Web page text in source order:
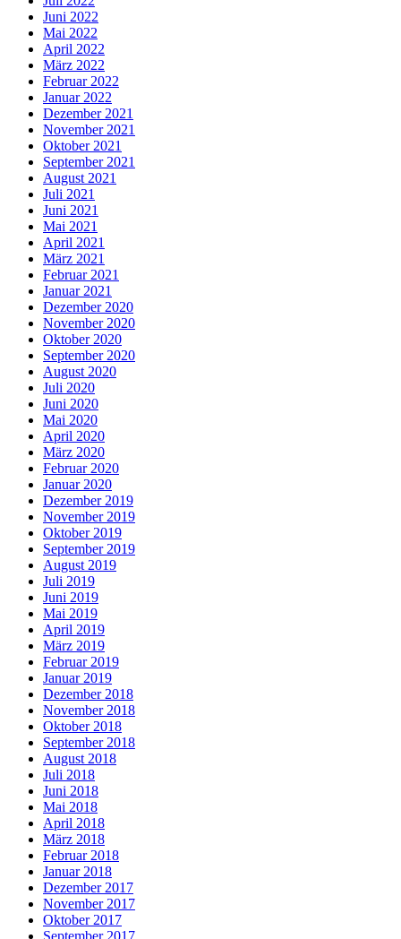
Juni 2022
Mai 2022
April 2022
März 2022
Februar 2022
Januar 2022
Dezember 2021
November 2021
Oktober 2021
September 2021
August 2021
Juli 2021
Juni 2021
Mai 2021
April 2021
März 2021
Februar 2021
Januar 2021
Dezember 2020
November 2020
Oktober 2020
September 2020
August 2020
Juli 2020
Juni 2020
Mai 2020
April 2020
März 2020
Februar 2020
Januar 2020
Dezember 2019
November 2019
Oktober 2019
September 2019
August 2019
Juli 2019
Juni 2019
Mai 2019
April 2019
März 2019
Februar 2019
Januar 2019
Dezember 2018
November 2018
Oktober 2018
September 2018
August 2018
Juli 2018
Juni 2018
Mai 2018
April 2018
März 2018
Februar 2018
Januar 2018
Dezember 2017
November 2017
Oktober 2017
September 2017